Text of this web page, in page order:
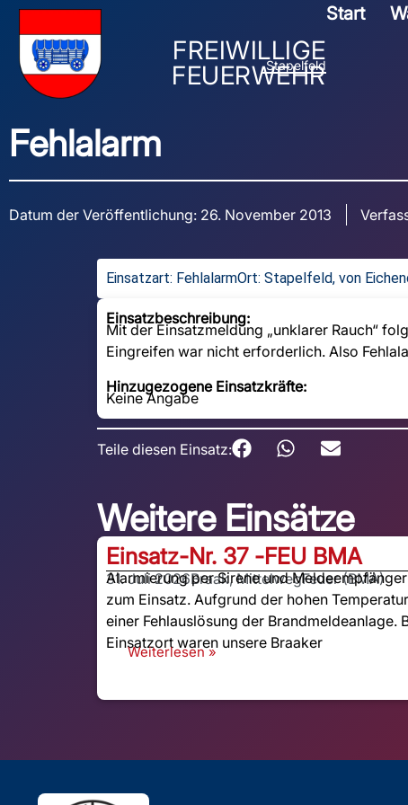
FREIWILLIGE
FEUERWEHR
Stapelfeld
Start
Fehlalarm
Datum der Veröffentlichung: 26. November 2013
Einsatzart: FehlalarmOrt: Stapelfeld, von
Einsatzbeschreibung:
Mit der Einsatzmeldung „unklarer Rauch“
Eingreifen war nicht erforderlich. Also
Hinzugezogene Einsatzkräfte:
Keine Angabe
Teile diesen Einsatz:
Weitere Einsätze
Einsatz-Nr. 37 -FEU BMA
31. Juli 2026Braak, MittelwegFeuer (BMA)
Alarmierung per Sirene und
zum Einsatz. Aufgrund der hohen
einer Fehlauslösung der Brandmeldeanlage.
Einsatzort waren unsere Braaker
Weiterlesen »